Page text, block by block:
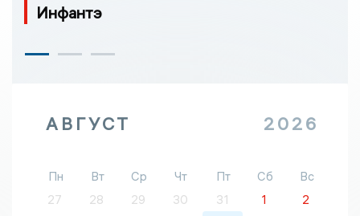
Инфантэ
АВГУСТ 2026
Пн Вт Ср Чт Пт Сб
Вс
27
28 29 30 31 1
2